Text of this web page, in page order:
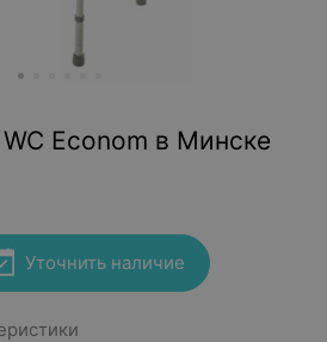
Econom в Минске
Уточнить наличие